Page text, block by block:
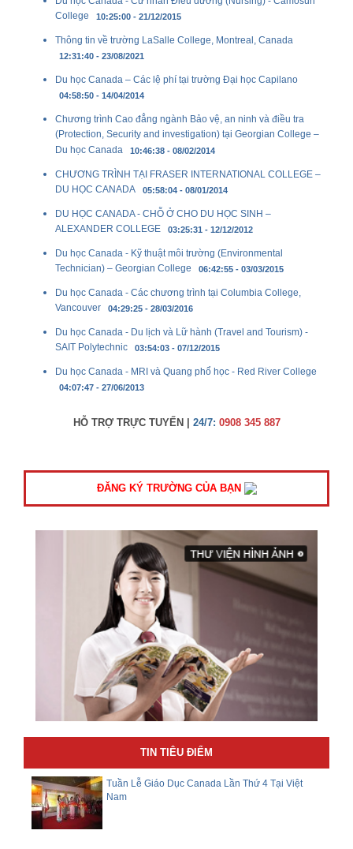
College 10:25:00 - 21/12/2015
Thông tin về trường LaSalle College, Montreal, Canada
12:31:40 - 23/08/2021
Du học Canada – Các lệ phí tại trường Đại học Capilano
04:58:50 - 14/04/2014
Chương trình Cao đẳng ngành Bảo vệ, an ninh và điều tra
(Protection, Security and investigation) tại Georgian College –
Du học Canada
10:46:38 - 08/02/2014
CHƯƠNG TRÌNH TẠI FRASER INTERNATIONAL COLLEGE –
DU HỌC CANADA 05:58:04 - 08/01/2014
DU HỌC CANADA - CHỖ Ở CHO DU HỌC SINH –
ALEXANDER COLLEGE 03:25:31 - 12/12/2012
Du học Canada - Kỹ thuật môi trường (Environmental
Technician) – Georgian College 06:42:55 - 03/03/2015
Du học Canada - Các chương trình tại Columbia College,
Vancouver 04:29:25 - 28/03/2016
Du học Canada - Du lịch và Lữ hành (Travel and Tourism) -
SAIT Polytechnic 03:54:03 - 07/12/2015
Du học Canada - MRI và Quang phổ học - Red River College
04:07:47 - 27/06/2013
HỖ TRỢ TRỰC TUYẾN | 24/7: 0908 345 887
ĐĂNG KÝ TRƯỜNG CỦA BẠN
TIN TIÊU ĐIỂM
Tuần Lễ Giáo Dục Canada Lần Thứ 4 Tại Việt
Nam